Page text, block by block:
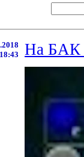
18:43
На БАК